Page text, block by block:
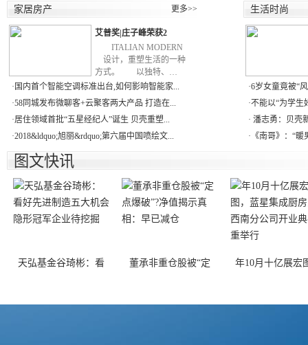
家居房产 更多>>
艾普奖|庄子峰荣获2
ITALIAN MODERN
设计，重塑生活的一种
方式。 以独特、…
· 国内首个智能空调标准出台,如何影响智能家...
·58同城发布微聊客+云聚客两大产品 打造在...
·居住领域首批“五星经纪人”诞生 贝壳重塑...
·2018&ldquo;旭丽&rdquo;第六届中国喷绘文...
生活时尚
·6岁女童竟被“
·不能以“为学生
· 潘志勇：贝壳
· 《南哥》：“
图文快讯
天弘基金谷琦彬：看 董承非重仓股被“定 年10月十亿展宏